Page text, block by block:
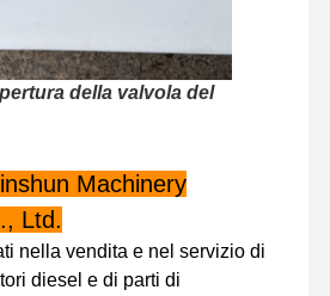
Qualità
Contattaci Notizie
della valvola del
Machinery
Ltd.
nella vendita e nel servizio di
diesel e di parti di